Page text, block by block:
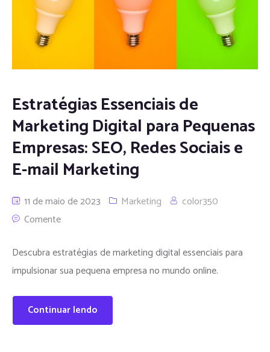
Estratégias Essenciais de
Marketing Digital para Pequenas
Empresas: SEO, Redes Sociais e
E-mail Marketing
11 de maio de 2023 Marketing
color350
Comente
Descubra estratégias de marketing digital essenciais para
impulsionar sua pequena empresa no mundo online.
Continuar lendo